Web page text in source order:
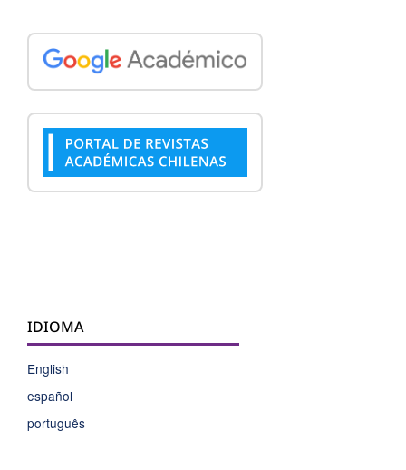
IDIOMA
English
español
português